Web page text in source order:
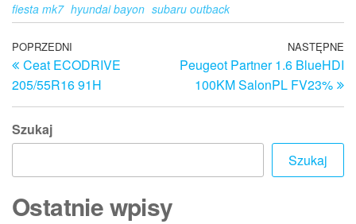
fiesta mk7 hyundai bayon subaru outback
Nawigacja
wpisu
Poprzedni
wpis
POPRZEDNI
Ceat ECODRIVE
205/55R16 91H
NASTĘPNE
Peugeot Partner 1.6 BlueHDI
100KM SalonPL FV23%
Szukaj
Szukaj
Ostatnie wpisy